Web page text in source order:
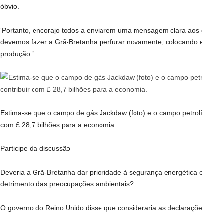
óbvio.
‘Portanto, encorajo todos a enviarem uma mensagem clara
devemos fazer a Grã-Bretanha perfurar novamente, colocando
produção.’
Estima-se que o campo de gás Jackdaw (foto) e o campo
com £ 28,7 bilhões para a economia.
Participe da discussão
Deveria a Grã-Bretanha dar prioridade à segurança energética
detrimento das preocupações ambientais?
O governo do Reino Unido disse que consideraria as